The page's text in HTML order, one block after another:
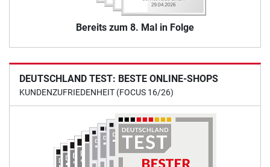
Bereits zum 8. Mal in Folge
DEUTSCHLAND TEST: BESTE ONLINE-SHOPS
KUNDENZUFRIEDENHEIT (FOCUS 16/26)